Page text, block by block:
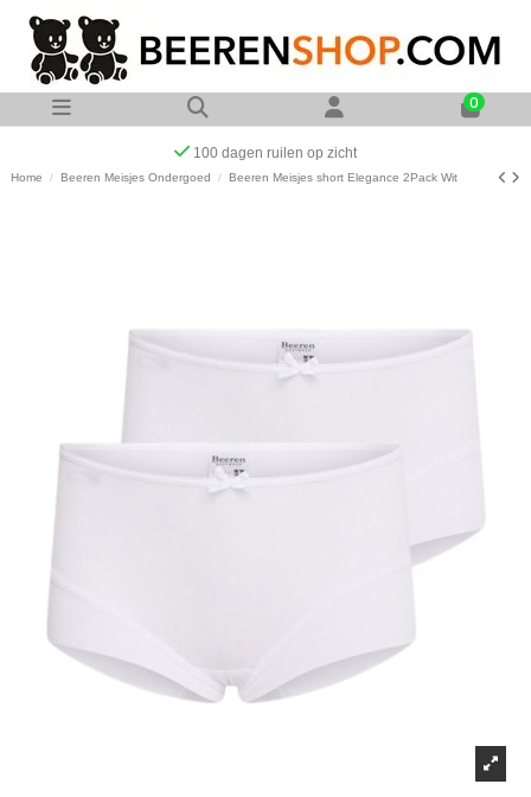
0
100 dagen ruilen op zicht
Home Beeren Meisjes Ondergoed Beeren Meisjes short Elegance 2Pack Wit